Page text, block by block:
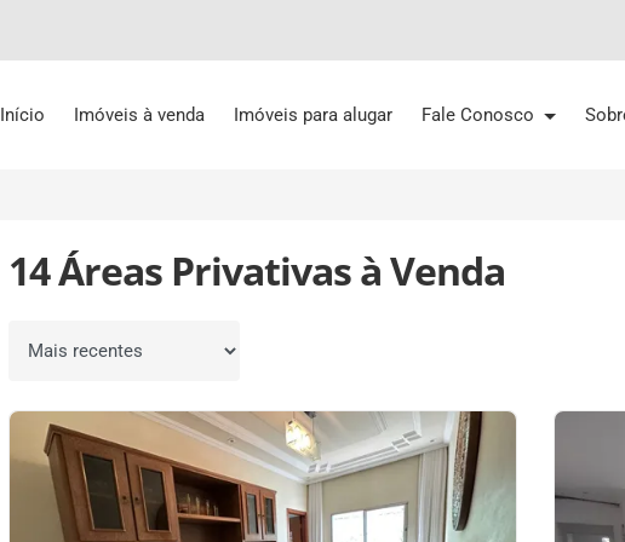
Início Imóveis à venda Imóveis para alugar Fale Conosco
14 Áreas Privativas à Venda
Ordenar por